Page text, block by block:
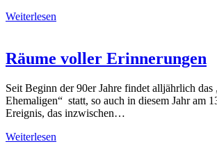
Weiterlesen
Räume voller Erinnerungen
Seit Beginn der 90er Jahre findet alljährlich das
Ehemaligen“ statt, so auch in diesem Jahr am
Ereignis, das inzwischen…
Weiterlesen